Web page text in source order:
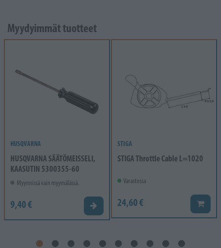
Myydyimmät tuotteet
HUSQVARNA
HUSQVARNA SÄÄTÖMEISSELI,
KAASUTIN 5300355-60
Myynnissä vain myymälässä.
9,40 € Valitse vaihtoehto
STIGA
STIGA Throttle Cable L=1020
Varastossa
24,60 € Lisää